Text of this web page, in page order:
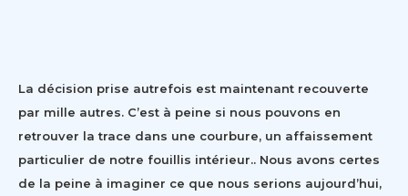
La décision prise autrefois est maintenant recouverte
par mille autres. C’est à peine si nous pouvons en
retrouver la trace dans une courbure, un affaissement
particulier de notre fouillis intérieur.. Nous avons certes
de la peine à imaginer ce que nous serions aujourd’hui,